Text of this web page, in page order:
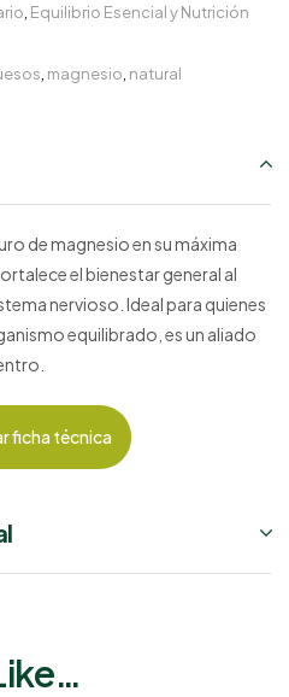
Equilibrio Esencial y Nutrición
magnesio natural
de magnesio en su máxima
el bienestar general al
nervioso. Ideal para quienes
equilibrado, es un aliado
ficha técnica